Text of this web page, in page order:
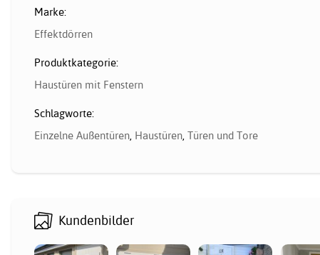
Marke:
Effektdörren
Produktkategorie:
Haustüren mit Fenstern
Schlagworte:
Einzelne Außentüren, Haustüren, Türen und Tore
Kundenbilder